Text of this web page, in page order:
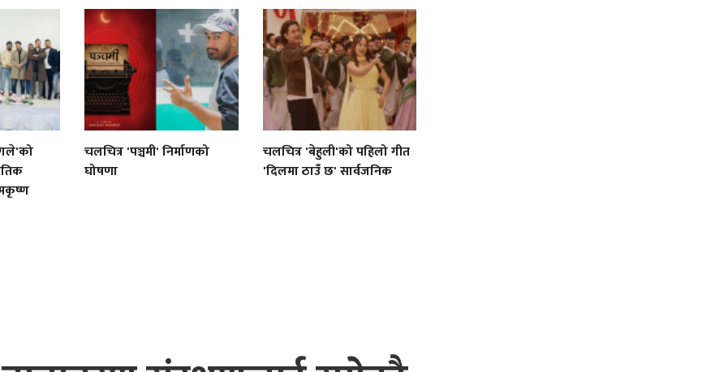
चलचित्र 'पञ्चमी' निर्माणको
घोषणा
चलचित्र 'बेहुली'को पहिलो गीत
'दिलमा ठाउँ छ' सार्वजनिक